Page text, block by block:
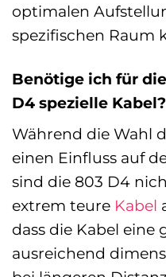
optimalen
spezifischen Raum
Benötige ich für
D4 spezielle Kabel?
Während die Wahl
einen Einfluss auf
sind die 803 D4
extrem teure Kabel
dass die Kabel eine
ausreichend